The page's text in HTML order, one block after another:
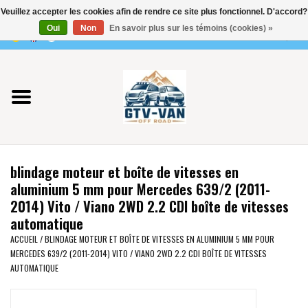
0 Articles - €0,00
Utilisez
les
flèches
haut
et
bas
pour
résultat
disponible.
Appuyez
Entrée
pour
Vito / classe V - 447
Viano /Vito 639
VW T7 2025
VW T6
VW T5
blindage moteur et boîte de vitesses en
aluminium 5 mm pour Mercedes 639/2 (2011-
2014) Vito / Viano 2WD 2.2 CDI boîte de vitesses
automatique
ACCUEIL /BLINDAGE MOTEUR ET BOÎTE DE VITESSES EN ALUMINIUM 5 MM POUR
MERCEDES 639/2 (2011-2014) VITO / VIANO 2WD 2.2 CDI BOÎTE DE VITESSES
AUTOMATIQUE
Veuillez accepter les cookies afin de rendre ce site plus fonctionnel. D'accord?
Oui
Non En savoir plus sur les témoins (cookies) »